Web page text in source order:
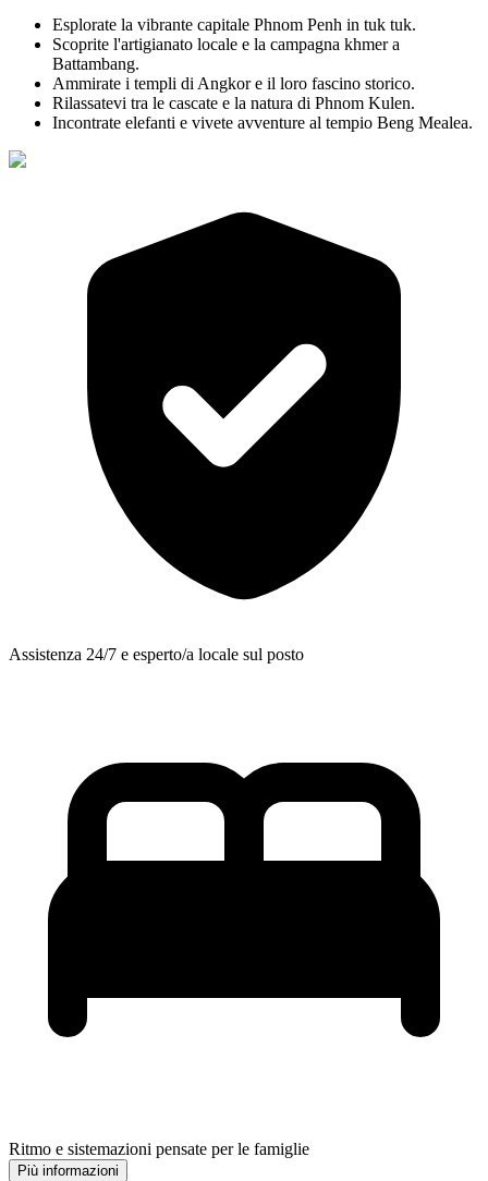
Esplorate la vibrante capitale Phnom Penh in tuk tuk.
Scoprite l'artigianato locale e la campagna khmer a
Battambang.
Ammirate i templi di Angkor e il loro fascino storico.
Rilassatevi tra le cascate e la natura di Phnom Kulen.
Incontrate elefanti e vivete avventure al tempio Beng Mealea.
Assistenza 24/7 e esperto/a locale sul posto
Ritmo e sistemazioni pensate per le famiglie
Più informazioni